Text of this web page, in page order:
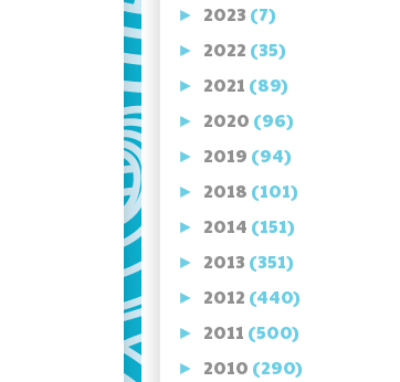
► 2023 (7)
► 2022 (35)
► 2021 (89)
► 2020 (96)
► 2019 (94)
► 2018 (101)
► 2014 (151)
► 2013 (351)
► 2012 (440)
► 2011 (500)
► 2010 (290)